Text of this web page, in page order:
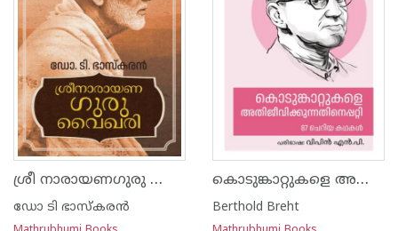
ശ്രീ നാരായണഗുരു വൈഖരി
ഡോ ടി ഭാസ്കരന്‍
കൊടുങ്കാറ്റുകളെ അതിജീവിക്കുന്നതിനെപ്പറ്റി
Berthold Breht